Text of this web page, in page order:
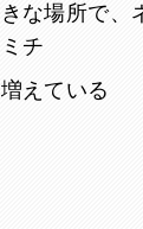
な場所で、
チ
えている